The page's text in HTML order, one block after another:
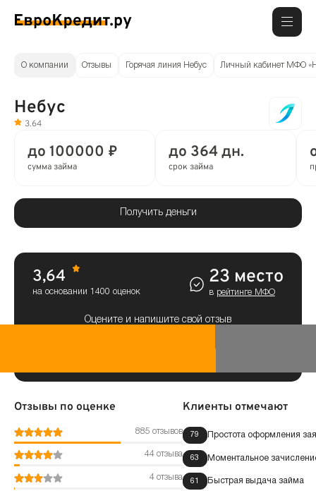
О компании Отзывы Горячая линия Небус Личный кабинет МФО
Небус
3.64
до 100000 ₽
сумма займа
до 364 дн.
срок займа
Получить деньги
3,64
на основании 1400 оценок
23 место
в рейтинге МФО
Оцените и напишите свой отзыв
Отзывы по оценке
885 отзывов
44 отзыва
4 отзыва
Клиенты отмечают
79 Простота оформления
63 Моментальное
61 Быстрая выдача займа